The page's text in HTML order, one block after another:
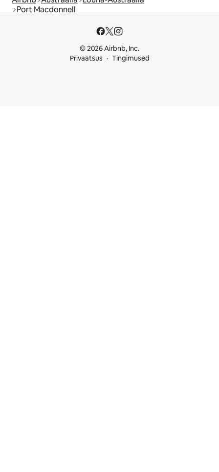
Port Macdonnell
© 2026 Airbnb, Inc.
Privaatsus
Tingimused